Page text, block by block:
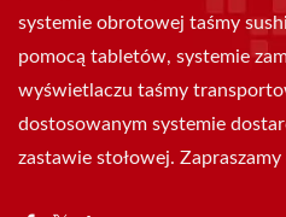
systemie obrotowej taśmy
pomocą tabletów, systemie
wyświetlaczu taśmy
dostosowanym systemie
zastawie stołowej.